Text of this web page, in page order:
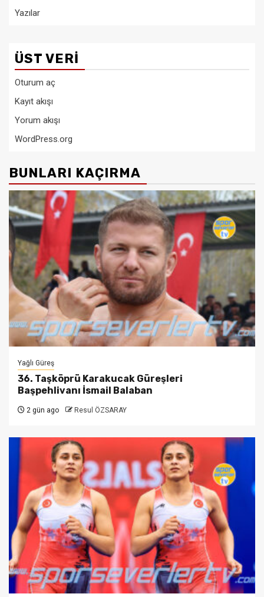
Yazılar
ÜST VERI
Oturum aç
Kayıt akışı
Yorum akışı
WordPress.org
BUNLARI KAÇIRMA
Yağlı Güreş
36. Taşköprü Karakucak Güreşleri
Başpehlivanı İsmail Balaban
2 gün ago Resul ÖZSARAY